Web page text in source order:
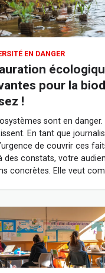
EN DANGER
pour la
!
sont en
En tant que
de couvrir ces
des constats, votre
concrètes. Elle veut